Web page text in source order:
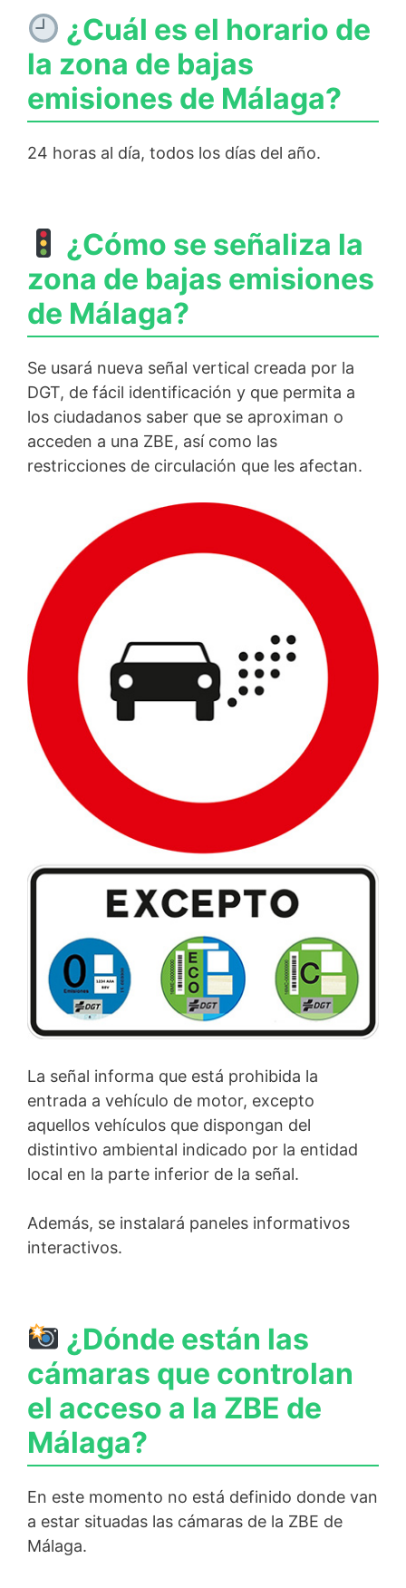
¿Cuál es el horario de
la zona de bajas
emisiones de Málaga?
24 horas al día, todos los días del año.
¿Cómo se señaliza la
zona de bajas emisiones
de Málaga?
Se usará nueva señal vertical creada por la
DGT, de fácil identificación y que permita a
los ciudadanos saber que se aproximan o
acceden a una ZBE, así como las
restricciones de circulación que les afectan.
La señal informa que está prohibida la
entrada a vehículo de motor, excepto
aquellos vehículos que dispongan del
distintivo ambiental indicado por la entidad
local en la parte inferior de la señal.
Además, se instalará paneles informativos
interactivos.
¿Dónde están las
cámaras que controlan
el acceso a la ZBE de
Málaga?
En este momento no está definido donde van
a estar situadas las cámaras de la ZBE de
Málaga.